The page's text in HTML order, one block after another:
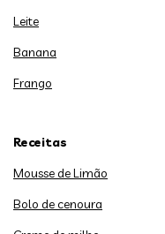
Leite
Banana
Frango
Receitas
Mousse de Limão
Bolo de cenoura